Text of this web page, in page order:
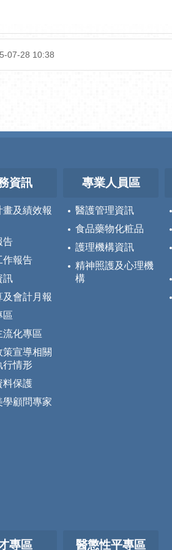
07-28 10:38
資訊
畫及績效報
告
作報告
訊
及會計月報
區
流化專區
策宣導相關
行情形
料保護
學顧問專家
專業人員區
醫護管理資訊
食品藥物化粧品
護理機構資訊
精神照護及心理機
構
專區 醫懲性平專區